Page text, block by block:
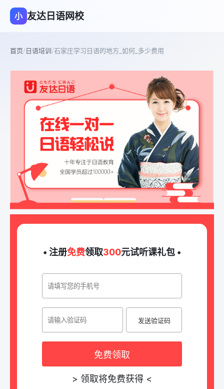
小 友达日语网校
首页/日语培训/石家庄学习日语的地方_如何_多少费用
• 注册免费领取300元试听课礼包 •
发送验证码
免费领取
> 领取将免费获得 <